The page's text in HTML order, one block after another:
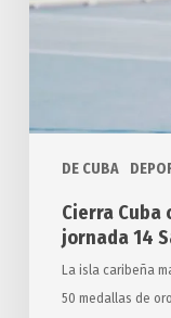
DE CUBA
en
Domingo
Cierra Cuba
jornada 14
La isla caribeña
50 medallas de